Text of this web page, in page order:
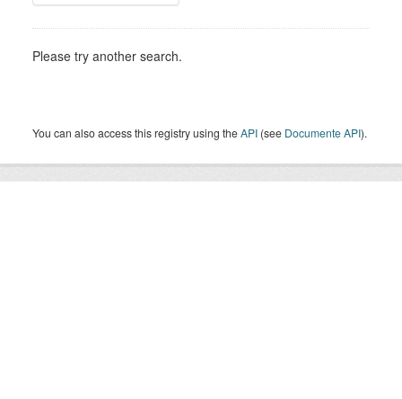
Please try another search.
You can also access this registry using theAPI (see Documente API).